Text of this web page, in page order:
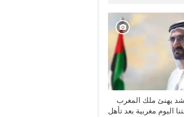
يهنئ ملك المغرب
اليوم مغربية بعد تأهل